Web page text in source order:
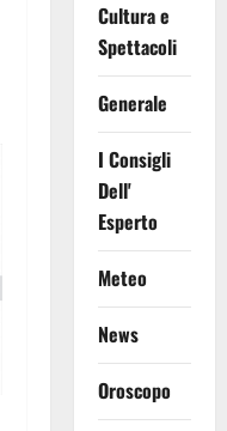
Cultura e
Spettacoli
Generale
I Consigli
Dell'
Esperto
Meteo
News
Oroscopo